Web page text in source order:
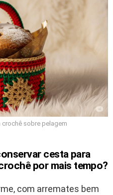
crochê sobre pelagem
cesta para
por mais tempo?
com arremates bem